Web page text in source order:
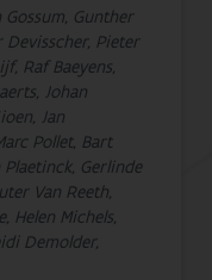
Gunther
Devisscher, Pieter
Raf Baeyens,
Johan
Jan
Pollet, Bart
Gerlinde
Van Reeth,
Helen Michels,
Demolder,